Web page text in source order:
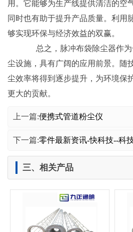
用。它能够为生产线提供清洁的空
同时也有助于提升产品质量。利用
够实现环保与经济效益的双赢。
总之，脉冲布袋除尘器作为
尘设施，具有广阔的应用前景。随
尘效率将得到逐步提升，为环境保
更大的贡献。
上一篇:便携式管道粉尘仪
下一篇:零件最新资讯-快科技--科
三、相关产品